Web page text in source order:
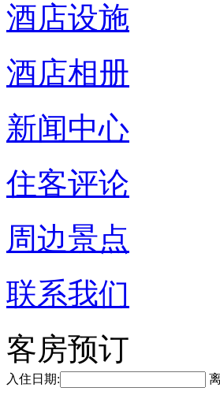
酒店设施
酒店相册
新闻中心
住客评论
周边景点
联系我们
客房预订
入住日期: